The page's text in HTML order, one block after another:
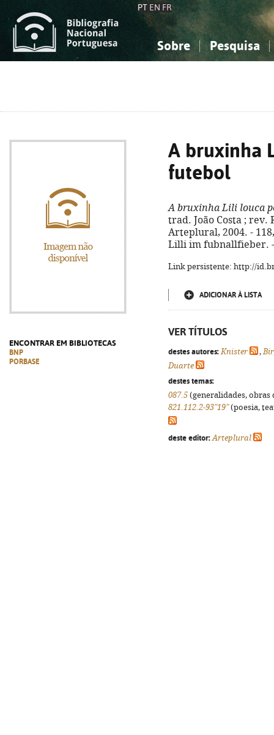
PT EN FR
Sobre Pesquisa
ENCONTRAR EM BIBLIOTECAS
BNP
PORBASE
A bruxinha
futebol
A bruxinha Lili louca
trad. João Costa ; rev.
Arteplural, 2004. -
Lilli im fubnallfieber. -
Link persistente: http://
ADICIONAR À LISTA
VER TÍTULOS
destes autores: Knister ,
Duarte
destes temas:
087.5 (generalidades,
821.112.2-93"19"(poesia,
deste editor: Arteplural